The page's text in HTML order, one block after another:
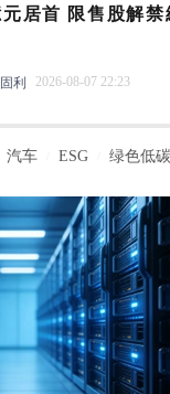
居首 限售股解禁
利 2026-08-07 22:23
汽车 ESG 绿色低碳